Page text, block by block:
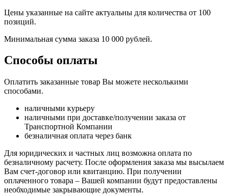
Цены указанные на сайте актуальны для количества от 100
позиций.
Минимальная сумма заказа 10 000 рублей.
Способы оплаты
Оплатить заказанные товар Вы можете несколькими
способами.
наличными курьеру
наличными при доставке/получении заказа от
Транспортной Компании
безналичная оплата через банк
Для юридических и частных лиц возможна оплата по
безналичному расчету. После оформления заказа мы высылаем
Вам счет-договор или квитанцию. При получении
оплаченного товара – Вашей компании будут предоставлены
необходимые закрывающие документы.